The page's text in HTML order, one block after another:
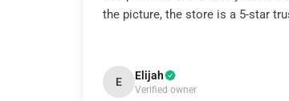
the picture, the store is a 5-star
E Elijah
Verified owner